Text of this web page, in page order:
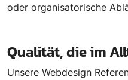
oder organisatorische
Qualität, die im
Unsere Webdesign